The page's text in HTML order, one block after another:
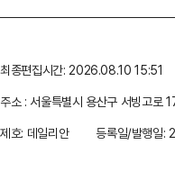
최종편집시간: 2026.08.10 15:51
주소 : 서울특별시 용산구 서빙고로
제호: 데일리안
등록일/발행일